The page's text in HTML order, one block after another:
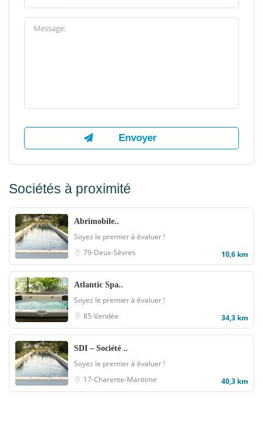
Sociétés à proximité
Abrimobile..
Soyez le premier à évaluer !
79-Deux-Sèvres
10,6 km
Atlantic Spa..
Soyez le premier à évaluer !
85-Vendée
34,3 km
SDI – Société ..
Soyez le premier à évaluer !
17-Charente-Maritime
40,3 km